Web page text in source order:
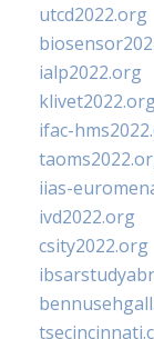
utcd2022.org
ialp2022.org
ifac-
iias-
ivd2022.org
csity2022.org